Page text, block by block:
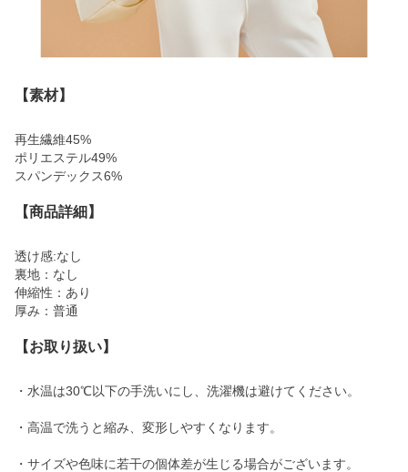
【素材】
再生繊維45%
ポリエステル49%
スパンデックス6%
【商品詳細】
透け感:なし
裏地：なし
伸縮性：あり
厚み：普通
【お取り扱い】
・水温は30℃以下の手洗いにし、洗濯機は避けてください。
・高温で洗うと縮み、変形しやすくなります。
・サイズや色味に若干の個体差が生じる場合がございます。